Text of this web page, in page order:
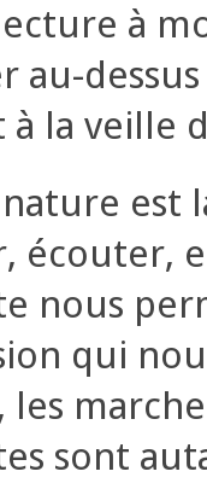
à
au-
à la veille
écouter,
nous
qui
les
sont